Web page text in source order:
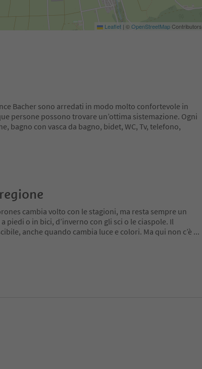
Leaflet | ©OpenStreetMapContributors
Bacher sono arredati in modo molto confortevole in
persone possono trovare un’ottima sistemazione. Ogni
bagno con vasca da bagno, bidet, WC, Tv, telefono,
cambia volto con le stagioni, ma resta sempre un
piedi o in bici, d’inverno con gli sci o le ciaspole. Il
anche quando cambia luce e colori. Ma qui non c’è ...